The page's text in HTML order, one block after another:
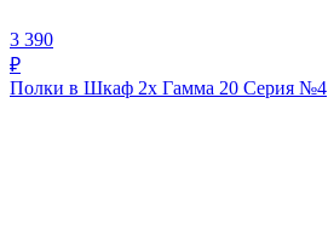
3 390
₽
Полки в Шкаф 2х Гамма 20 Серия №4